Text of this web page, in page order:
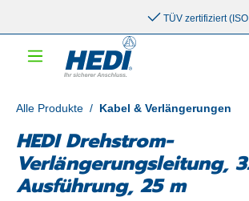
TÜV zertifiziert (ISO
Alle Produkte / Kabel & Verlängerungen
HEDI Drehstrom-
Verlängerungsleitung,
Ausführung, 25 m